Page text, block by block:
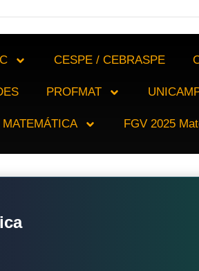
CESPE / CEBRASPE
PROFMAT
FGV 2025